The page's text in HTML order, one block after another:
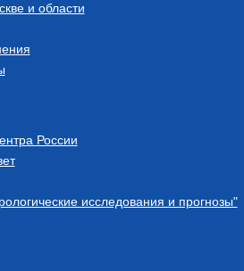
и области
России
исследования и прогнозы"